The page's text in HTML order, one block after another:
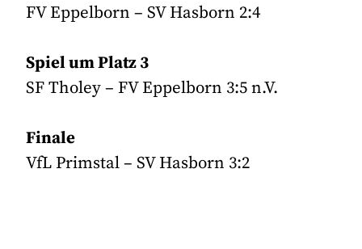
FV Eppelborn – SV Hasborn 2:4
Spiel um Platz 3
SF Tholey – FV Eppelborn 3:5 n.V.
Finale
VfL Primstal – SV Hasborn 3:2